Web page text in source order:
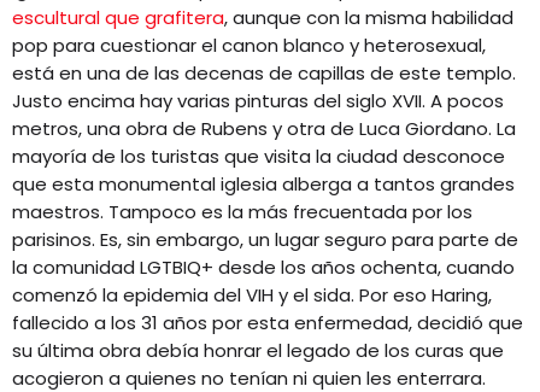
escultural que grafitera, aunque con la misma habilidad
pop para cuestionar el canon blanco y heterosexual,
está en una de las decenas de capillas de este templo.
Justo encima hay varias pinturas del siglo XVII. A pocos
metros, una obra de Rubens y otra de Luca Giordano. La
mayoría de los turistas que visita la ciudad desconoce
que esta monumental iglesia alberga a tantos grandes
maestros. Tampoco es la más frecuentada por los
parisinos. Es, sin embargo, un lugar seguro para parte de
la comunidad LGTBIQ+ desde los años ochenta, cuando
comenzó la epidemia del VIH y el sida. Por eso Haring,
fallecido a los 31 años por esta enfermedad, decidió que
su última obra debía honrar el legado de los curas que
acogieron a quienes no tenían ni quien les enterrara.